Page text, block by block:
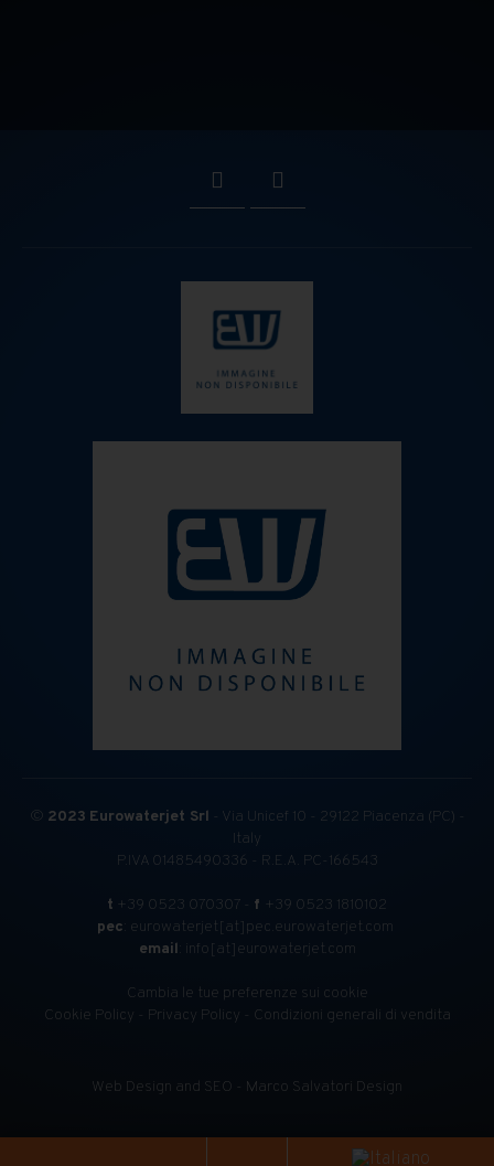
© 2023 Eurowaterjet Srl - Via Unicef 10 - 29122 Piacenza (PC) -
Italy
P.IVA 01485490336 - R.E.A. PC-166543
t +39 0523 070307 - f +39 0523 1810102
pec : eurowaterjet[at]pec.eurowaterjet.com
email : info[at]eurowaterjet.com
Cambia le tue preferenze sui cookie
Cookie Policy
Privacy Policy Condizioni generali di vendita
Web Design and SEO - Marco Salvatori Design